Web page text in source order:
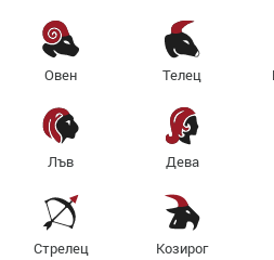
Овен Телец
Лъв Дева
Стрелец Козирог